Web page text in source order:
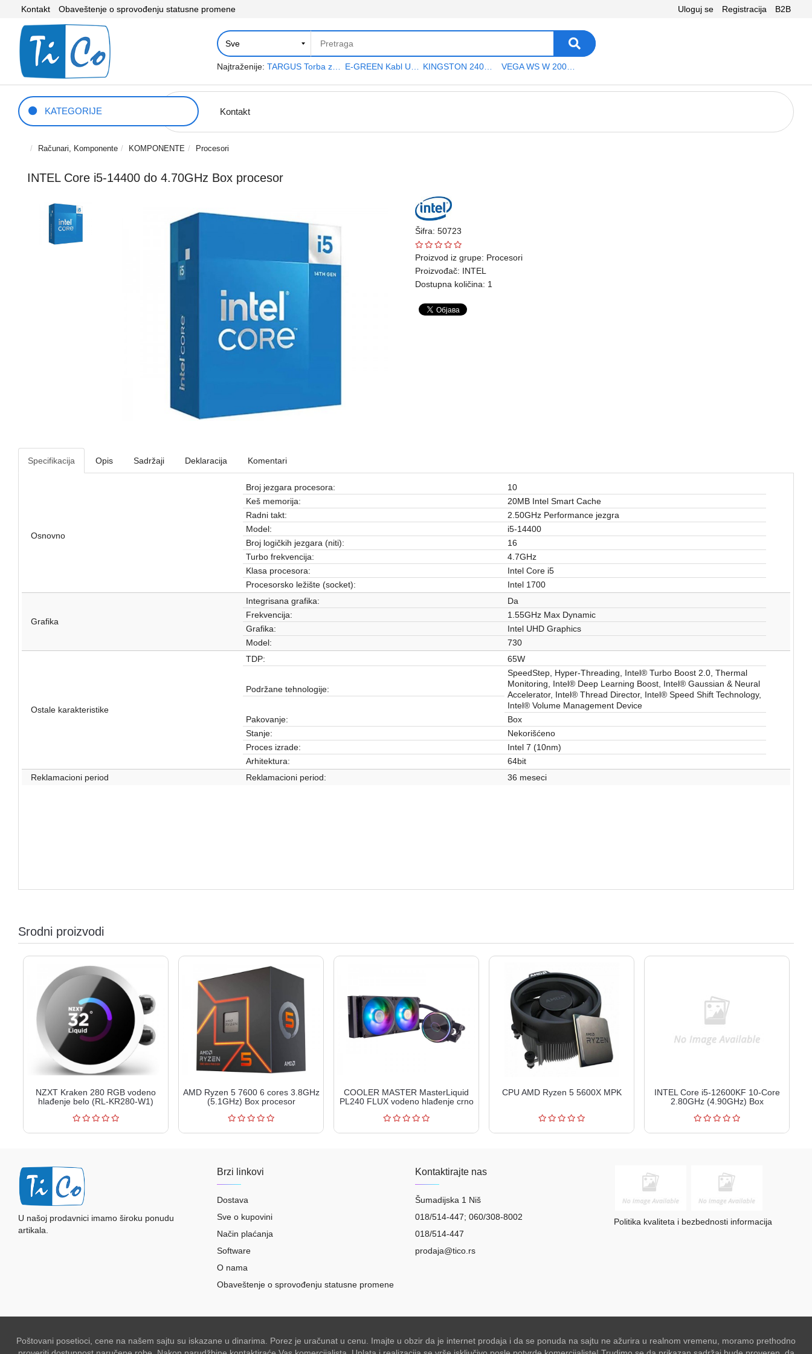
Kontakt Obaveštenje o sprovođenju statusne promene Uloguj se Registracija B2B
Najtraženije: TARGUS Torba za notebook 15.6" TAR300 VEGA WS W 200 platno
KATEGORIJE Kontakt
Računari, Komponente KOMPONENTE Procesori
INTEL Core i5-14400 do 4.70GHz Box procesor
Šifra: 50723
Proizvod iz grupe: Procesori
Proizvođač: INTEL
Dostupna količina: 1
Specifikacija Opis Sadržaji Deklaracija Komentari
Osnovno
Broj jezgara procesora:
10
Keš memorija:
20MB Intel Smart Cache
Radni takt:
2.50GHz Performance jezgra
Model:
i5-14400
Broj logičkih jezgara (niti):
16
Turbo frekvencija:
4.7GHz
Klasa procesora:
Intel Core i5
Procesorsko ležište (socket):
Intel 1700
Grafika
Integrisana grafika:
Da
Frekvencija:
1.55GHz Max Dynamic
Grafika:
Intel UHD Graphics
Model:
730
Ostale karakteristike
TDP: 65W
Podržane tehnologije:
SpeedStep, Hyper-Threading, Intel® Turbo Boost 2.0, Thermal
Monitoring, Intel® Deep Learning Boost, Intel® Gaussian & Neural
Accelerator, Intel® Thread Director, Intel® Speed Shift Technology,
Intel® Volume Management Device
Pakovanje:
Box
Stanje:
Nekorišćeno
Proces izrade:
Intel 7 (10nm)
Arhitektura:
64bit
Reklamacioni period
Reklamacioni period: 36 meseci
Srodni proizvodi
NZXT Kraken 280 RGB vodeno
hlađenje belo (RL-KR280-W1)
AMD Ryzen 5 7600 6 cores 3.8GHz
(5.1GHz) Box procesor
COOLER MASTER MasterLiquid
PL240 FLUX vodeno hlađenje crno
CPU AMD Ryzen 5 5600X MPK
INTEL Core i5-12600KF 10-Core
2.80GHz (4.90GHz) Box
U našoj prodavnici imamo široku ponudu
artikala.
Brzi linkovi
Dostava
Sve o kupovini
Način plaćanja
Software
O nama
Obaveštenje o sprovođenju statusne promene
Kontaktirajte nas
Šumadijska 1 Niš
018/514-447; 060/308-8002
018/514-447
prodaja@tico.rs
Politika kvaliteta i bezbednosti informacija
Poštovani posetioci, cene na našem sajtu su iskazane u dinarima. Porez je uračunat u cenu. Imajte u obzir da je internet prodaja i da se ponuda na sajtu ne ažurira u realnom vremenu, moramo prethodno